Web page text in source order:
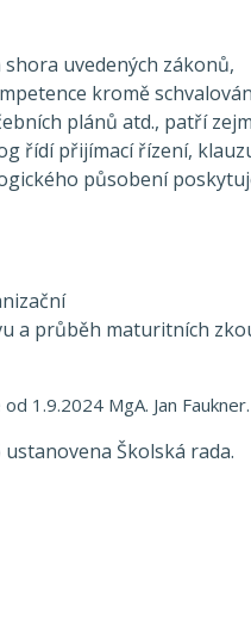
uvedených zákonů,
kromě
plánů atd., patří
řídí přijímací řízení,
působení
a průběh maturitních
1.9.2024 MgA. Jan Faukner.
Školská rada.